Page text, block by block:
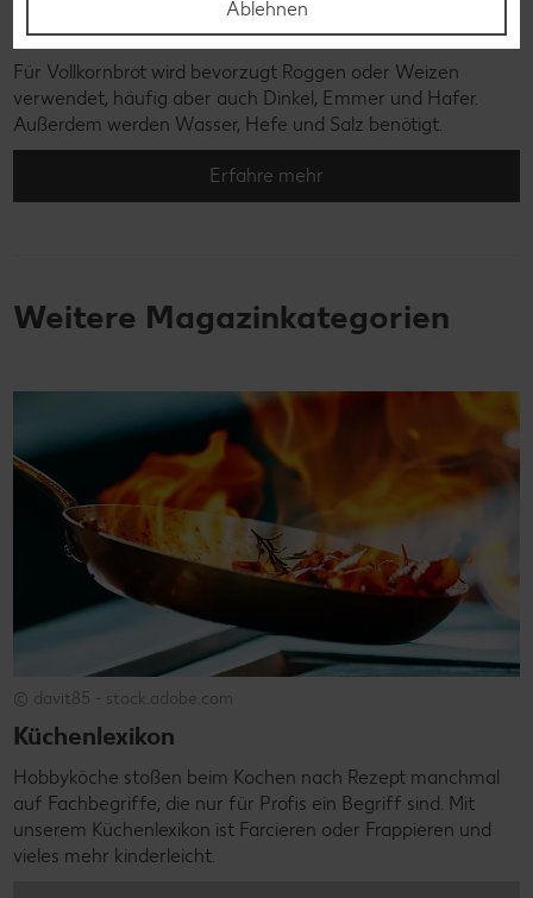
Vollkornbrot
Für Vollkornbrot wird bevorzugt Roggen oder Weizen
verwendet, häufig aber auch Dinkel, Emmer und Hafer.
Außerdem werden Wasser, Hefe und Salz benötigt.
Erfahre mehr
Weitere Magazinkategorien
© davit85 - stock.adobe.com
Küchenlexikon
Hobbyköche stoßen beim Kochen nach Rezept manchmal
auf Fachbegriffe, die nur für Profis ein Begriff sind. Mit
unserem Küchenlexikon ist Farcieren oder Frappieren und
vieles mehr kinderleicht.
Ablehnen